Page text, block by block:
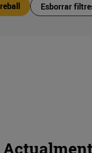
Esborrar